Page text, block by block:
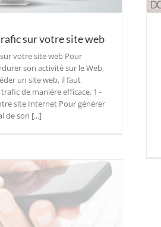
sur votre site web
votre site web Pour
son activité sur le Web,
un site web, il faut
de manière efficace. 1 -
site Internet Pour générer
de son [...]